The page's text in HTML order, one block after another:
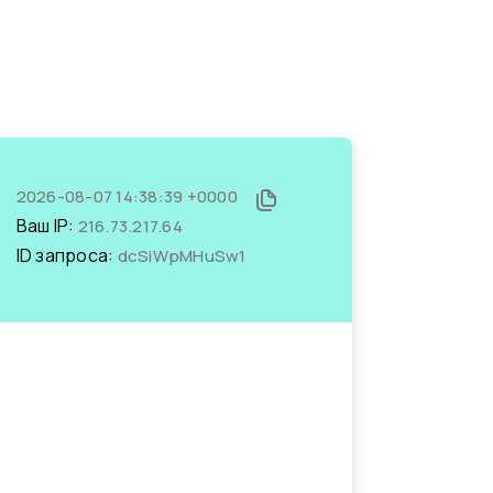
2026-08-07 14:38:39 +0000
Ваш IP: 216.73.217.64
ID запроса: dcSiWpMHuSw1